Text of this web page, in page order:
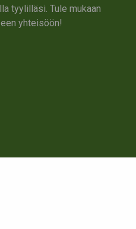
tyylilläsi. Tule mukaan
yhteisöön!